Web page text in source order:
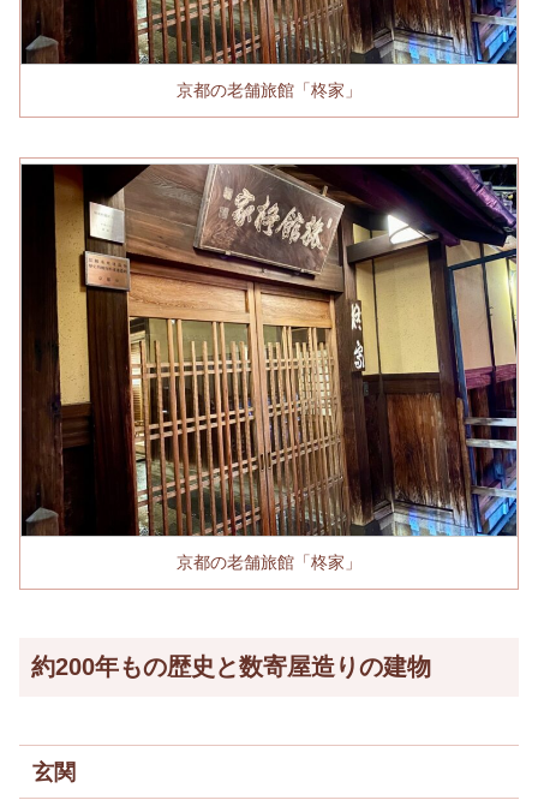
京都の老舗旅館「柊家」
京都の老舗旅館「柊家」
約200年もの歴史と数寄屋造りの建物
玄関